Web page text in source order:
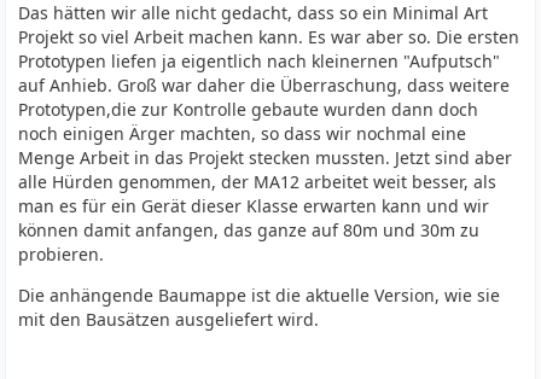
Das hätten wir alle nicht gedacht, dass so ein Minimal Art
Projekt so viel Arbeit machen kann. Es war aber so. Die ersten
Prototypen liefen ja eigentlich nach kleinernen "Aufputsch"
auf Anhieb. Groß war daher die Überraschung, dass weitere
Prototypen,die zur Kontrolle gebaute wurden dann doch
noch einigen Ärger machten, so dass wir nochmal eine
Menge Arbeit in das Projekt stecken mussten. Jetzt sind aber
alle Hürden genommen, der MA12 arbeitet weit besser, als
man es für ein Gerät dieser Klasse erwarten kann und wir
können damit anfangen, das ganze auf 80m und 30m zu
probieren.
Die anhängende Baumappe ist die aktuelle Version, wie sie
mit den Bausätzen ausgeliefert wird.